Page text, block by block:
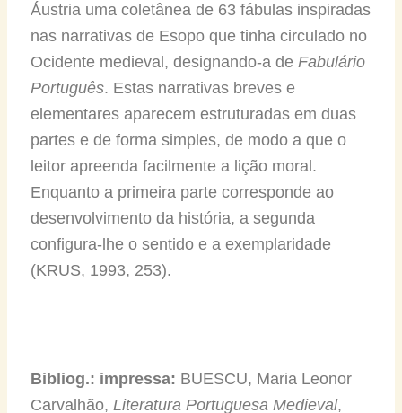
Áustria uma coletânea de 63 fábulas inspiradas
nas narrativas de Esopo que tinha circulado no
Ocidente medieval, designando-a de Fabulário
Português. Estas narrativas breves e
elementares aparecem estruturadas em duas
partes e de forma simples, de modo a que o
leitor apreenda facilmente a lição moral.
Enquanto a primeira parte corresponde ao
desenvolvimento da história, a segunda
configura-lhe o sentido e a exemplaridade
(KRUS, 1993, 253).
Bibliog.: impressa: BUESCU, Maria Leonor
Carvalhão, Literatura Portuguesa Medieval,